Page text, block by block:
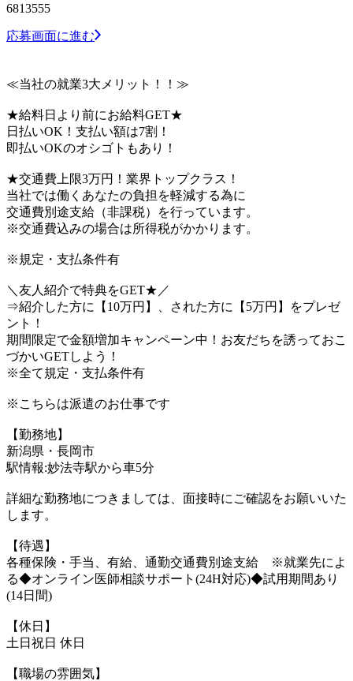
6813555
応募画面に進む
≪当社の就業3大メリット！！≫
★給料日より前にお給料GET★
日払いOK！支払い額は7割！
即払いOKのオシゴトもあり！
★交通費上限3万円！業界トップクラス！
当社では働くあなたの負担を軽減する為に
交通費別途支給（非課税）を行っています。
※交通費込みの場合は所得税がかかります。
※規定・支払条件有
＼友人紹介で特典をGET★／
⇒紹介した方に【10万円】、された方に【5万円】をプレゼ
ント！
期間限定で金額増加キャンペーン中！お友だちを誘っておこ
づかいGETしよう！
※全て規定・支払条件有
※こちらは派遣のお仕事です
【勤務地】
新潟県・長岡市
駅情報:妙法寺駅から車5分
詳細な勤務地につきましては、面接時にご確認をお願いいた
します。
【待遇】
各種保険・手当、有給、通勤交通費別途支給 ※就業先によ
る◆オンライン医師相談サポート(24H対応)◆試用期間あり
(14日間)
【休日】
土日祝日 休日
【職場の雰囲気】